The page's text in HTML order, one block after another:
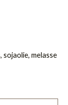
sojaolie, melasse